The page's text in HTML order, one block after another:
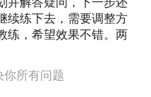
续练下去，需要调整方
练，希望效果不错。两
你所有问题